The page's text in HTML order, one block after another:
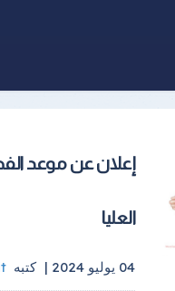
إعلان عن موعد
العليا
04 يوليو 2024 | كتبه